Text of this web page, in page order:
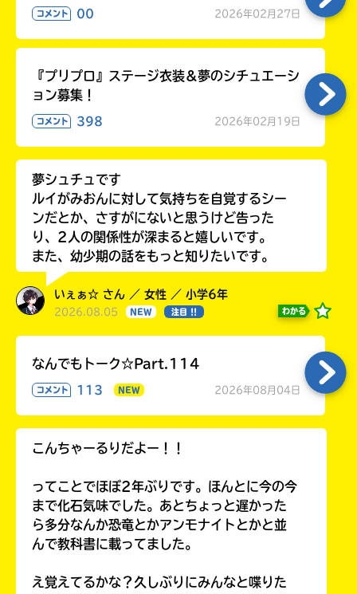
コメント 00 2026年02月27日
『プリプロ』ステージ衣装＆夢のシチュエーシ
ョン募集！
コメント 398 2026年02月19日
夢シュチュです
ルイがみおんに対して気持ちを自覚するシー
ンだとか、さすがにないと思うけど告った
り、2人の関係性が深まると嬉しいです。
また、幼少期の話をもっと知りたいです。
いぇぁ☆ さん ／ 女性 ／ 小学6年
2026.08.05 NEW 注目 !! わかる
なんでもトーク☆Part.114
コメント 113 NEW 2026年08月04日
こんちゃーるりだよー！！
ってことでほぼ2年ぶりです。ほんとに今の今
まで化石気味でした。あとちょっと遅かった
ら多分なんか恐竜とかアンモナイトとかと並
んで教科書に載ってました。
え覚えてるかな？久しぶりにみんなと喋りた